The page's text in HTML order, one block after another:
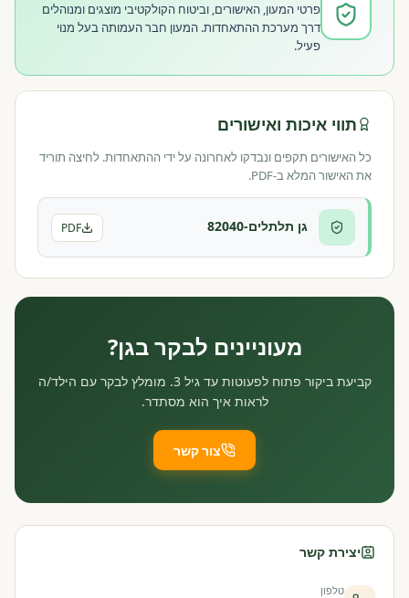
פרטי המעון, האישורים, וביטוח הקולקטיבי מוצגים ומנוהלים
דרך מערכת ההתאחדות. המעון חבר העמותה בעל מנוי
פעיל.
תווי איכות ואישורים
כל האישורים תקפים ונבדקו לאחרונה על ידי ההתאחדות. לחיצה תוריד
את האישור המלא ב-PDF.
גן תלתלים-82040 PDF
מעוניינים לבקר בגן?
קביעת ביקור פתוח לפעוטות עד גיל 3. מומלץ לבקר עם הילד/ה
לראות איך הוא מסתדר.
צור קשר
יצירת קשר
טלפון